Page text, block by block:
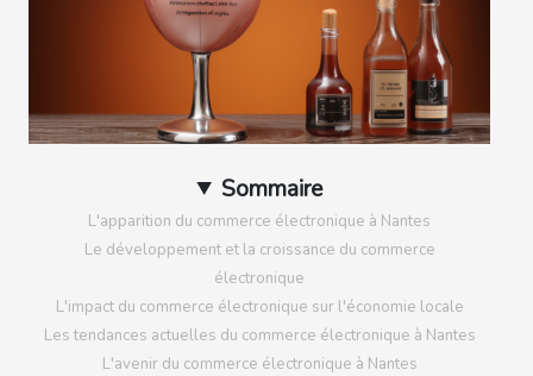
Sommaire
L'apparition du commerce électronique à Nantes
Le développement et la croissance du commerce
électronique
L'impact du commerce électronique sur l'économie locale
Les tendances actuelles du commerce électronique à Nantes
L'avenir du commerce électronique à Nantes